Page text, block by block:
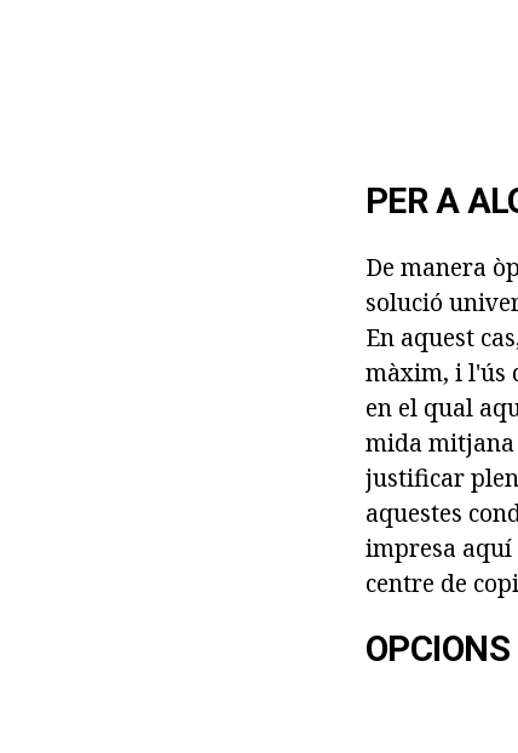
PER A
De manera
solució
En aquest
màxim, i l'ús
en el qual
mida mitjana
justificar
aquestes
impresa
centre de
OPCIONS